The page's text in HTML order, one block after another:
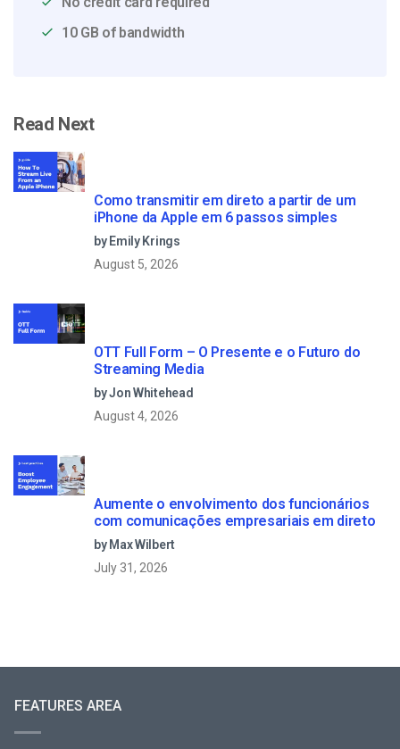
10 GB of bandwidth
Read Next
Como transmitir em direto a partir de um
iPhone da Apple em 6 passos simples
by Emily Krings
August 5, 2026
OTT Full Form – O Presente e o Futuro do
Streaming Media
by Jon Whitehead
August 4, 2026
Aumente o envolvimento dos funcionários
com comunicações empresariais em direto
by Max Wilbert
July 31, 2026
FEATURES AREA